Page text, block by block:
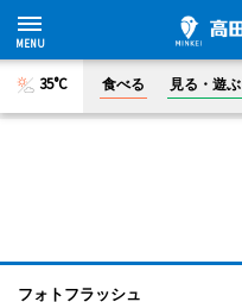
35°C 食べる 見る・遊ぶ
フォトフラッシュ